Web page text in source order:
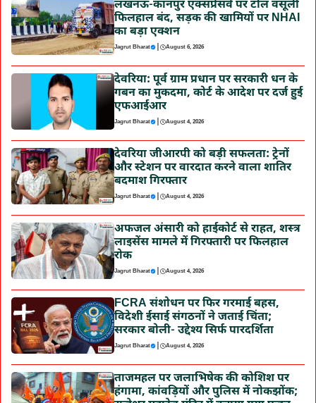
लखनऊ-कानपुर एक्सप्रेसवे पर टोल वसूली
फिलहाल बंद, सड़क की खामियों पर NHAI
का बड़ा एक्शन
Jagrut Bharat | August 6, 2026
देवरिया: पूर्व ग्राम प्रधान पर सरकारी धन के
गबन का मुकदमा, कोर्ट के आदेश पर दर्ज हुई
एफआईआर
Jagrut Bharat | August 4, 2026
देवरिया जीआरपी को बड़ी सफलता: ट्रेनों
और स्टेशन पर वारदात करने वाला शातिर
बदमाश गिरफ्तार
Jagrut Bharat | August 4, 2026
अफजल अंसारी को हाईकोर्ट से राहत, शस्त्र
लाइसेंस मामले में गिरफ्तारी पर फिलहाल
रोक
Jagrut Bharat | August 4, 2026
FCRA संशोधन पर फिर गरमाई बहस,
विदेशी ईसाई संगठनों ने जताई चिंता;
सरकार बोली- उद्देश्य सिर्फ पारदर्शिता
Jagrut Bharat | August 4, 2026
ताजमहल पर जलाभिषेक की कोशिश पर
हंगामा, कांवड़ियों और पुलिस में नोकझोंक;